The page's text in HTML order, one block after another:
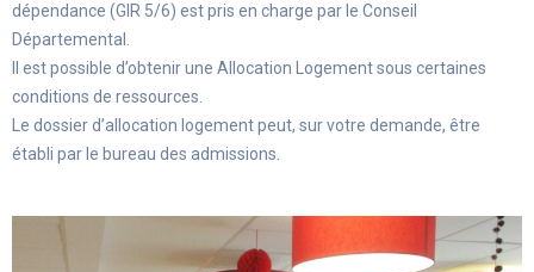
dépendance (GIR 5/6) est pris en charge par le Conseil
Départemental.
Il est possible d’obtenir une Allocation Logement sous certaines
conditions de ressources.
Le dossier d’allocation logement peut, sur votre demande, être
établi par le bureau des admissions.